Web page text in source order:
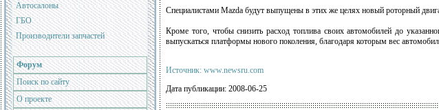
Автосалоны
ГБО
Производители запчастей
Форум
Поиск по сайту
О проекте
Специалистами Mazda будут выпущены в этих же целях новый роторный
Кроме того, чтобы снизить расход топлива своих автомобилей до
выпускаться платформы нового поколения, благодаря которым вес
Источник: www.newsru.com
Дата публикации: 2008-06-25